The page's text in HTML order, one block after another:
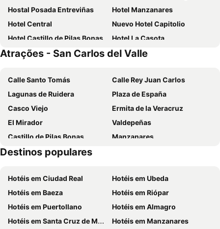
Hostal Posada Entreviñas
Hotel Manzanares
Hotel Central
Nuevo Hotel Capitolio
Hotel Castillo de Pilas Bonas
Hotel La Casota
Alojamiento Rural Los Delfines
Atrações - San Carlos del Valle
Calle Santo Tomás
Calle Rey Juan Carlos
Lagunas de Ruidera
Plaza de España
Casco Viejo
Ermita de la Veracruz
El Mirador
Valdepeñas
Castillo de Pilas Bonas
Manzanares
Calle Cervantes
Destinos populares
Hotéis em Ciudad Real
Hotéis em Ubeda
Hotéis em Baeza
Hotéis em Riópar
Hotéis em Puertollano
Hotéis em Almagro
Hotéis em Santa Cruz de Mudela
Hotéis em Manzanares